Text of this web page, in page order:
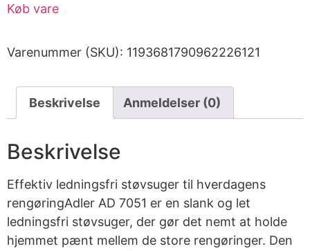
Køb vare
Varenummer (SKU): 1193681790962226121
Beskrivelse Anmeldelser (0)
Beskrivelse
Effektiv ledningsfri støvsuger til hverdagens
rengøringAdler AD 7051 er en slank og let
ledningsfri støvsuger, der gør det nemt at holde
hjemmet pænt mellem de store rengøringer. Den